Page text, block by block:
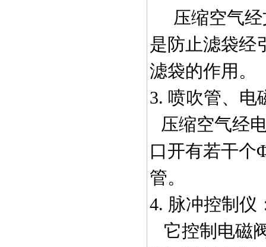
压缩空气
是防止滤袋经
滤袋的作用。
3. 喷吹管、电
压缩空气经
口开有若干个
管。
4. 脉冲控制仪
它控制电磁